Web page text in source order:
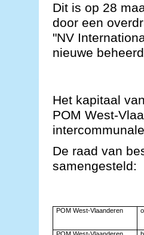
Dit is op 28
door een
"NV
nieuwe
Het kapitaal
POM West-
De raad van
samengesteld:
POM West-Vlaanderen